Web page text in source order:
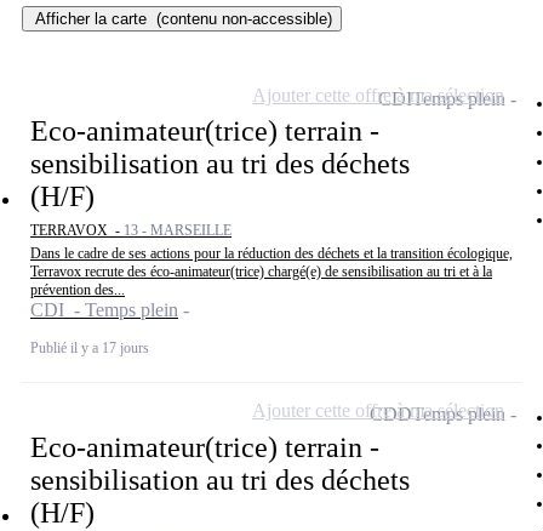
Afficher la carte (contenu non-accessible)
Eco-animateur(trice) terrain -
sensibilisation au tri des déchets
(H/F)
TERRAVOX - 13 - MARSEILLE
Dans le cadre de ses actions pour la réduction des déchets et la transition écologique,
Terravox recrute des éco-animateur(trice) chargé(e) de sensibilisation au tri et à la
prévention des...
CDI - Temps plein
Publié il y a 17 jours
CDITemps plein
Ajouter cette offre à ma sélection
Eco-animateur(trice) terrain -
sensibilisation au tri des déchets
(H/F)
CDDTemps plein
Ajouter cette offre à ma sélection